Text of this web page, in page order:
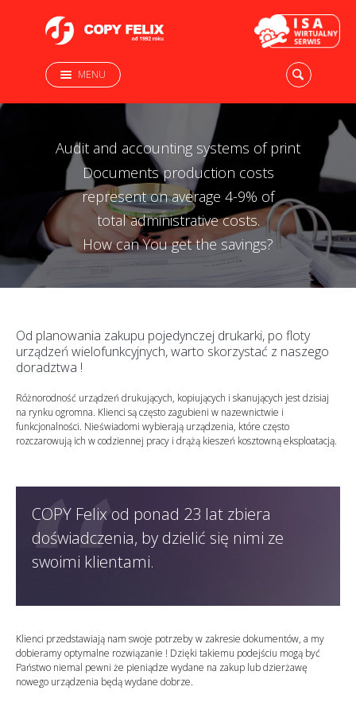
MENU
Audit and accounting systems of print
Documents production costs
represent on average 4-9% of
total administrative costs.
How can You get the savings?
Od planowania zakupu pojedynczej drukarki, po floty
urządzeń wielofunkcyjnych, warto skorzystać z naszego
doradztwa !
Różnorodność urządzeń drukujących, kopiujących i skanujących jest dzisiaj
na rynku ogromna. Klienci są często zagubieni w nazewnictwie i
funkcjonalności. Nieświadomi wybierają urządzenia, które często
rozczarowują ich w codziennej pracy i drążą kieszeń kosztowną eksploatacją.
COPY Felix od ponad 23 lat zbiera
doświadczenia, by dzielić się nimi ze
swoimi klientami.
Klienci przedstawiają nam swoje potrzeby w zakresie dokumentów, a my
dobieramy optymalne rozwiązanie ! Dzięki takiemu podejściu mogą być
Państwo niemal pewni że pieniądze wydane na zakup lub dzierżawę
nowego urządzenia będą wydane dobrze.